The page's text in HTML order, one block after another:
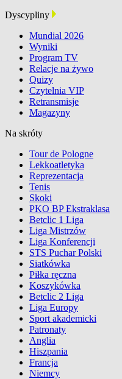
Dyscypliny
Mundial 2026
Wyniki
Program TV
Relacje na żywo
Quizy
Czytelnia VIP
Retransmisje
Magazyny
Na skróty
Tour de Pologne
Lekkoatletyka
Reprezentacja
Tenis
Skoki
PKO BP Ekstraklasa
Betclic 1 Liga
Liga Mistrzów
Liga Konferencji
STS Puchar Polski
Siatkówka
Piłka ręczna
Koszykówka
Betclic 2 Liga
Liga Europy
Sport akademicki
Patronaty
Anglia
Hiszpania
Francja
Niemcy